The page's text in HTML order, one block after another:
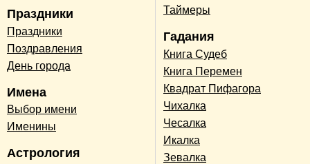
Праздники
Праздники
Поздравления
День города
Имена
Выбор имени
Именины
Астрология
Таймеры
Гадания
Книга Судеб
Книга Перемен
Квадрат Пифагора
Чихалка
Чесалка
Икалка
Зевалка